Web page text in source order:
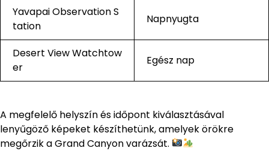
Yavapai Observation S
tation
Napnyugta
Desert View Watchtow
er
Egész nap
A megfelelő helyszín és időpont kiválasztásával
lenyűgöző képeket készíthetünk, amelyek örökre
megőrzik a Grand Canyon varázsát.